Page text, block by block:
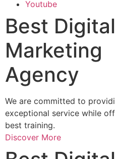
mon - fri
Twitter
Youtube
Best Digital
Marketing
Agency